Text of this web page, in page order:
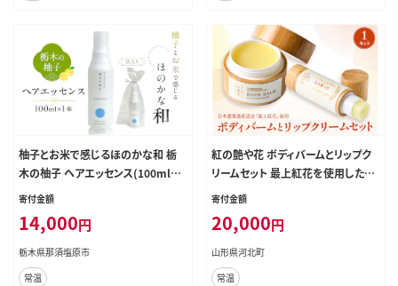
柚子とお米で感じるほのかな和 栃
木の柚子 ヘアエッセンス(100ml×
1本) 【栃木県 那須塩原市】 ns047-0
寄付金額
14,000円
栃木県那須塩原市
常温
紅の艶や花 ボディバームとリップク
リームセット 最上紅花を使用した無
添加コスメシリーズ【水進化粧】
寄付金額
20,000円
山形県河北町
常温